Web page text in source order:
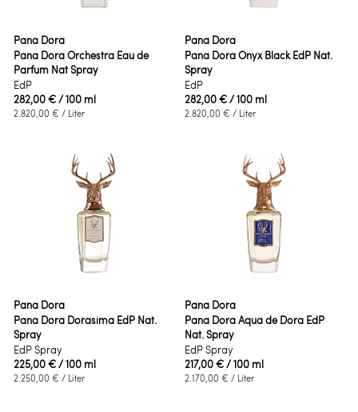
Pana Dora
Pana Dora Orchestra Eau de
Parfum Nat Spray
EdP
282,00 €/ 100 ml
2.820,00 € / Liter
Pana Dora
Pana Dora Onyx Black EdP Nat.
Spray
EdP
282,00 €/ 100 ml
2.820,00 € / Liter
Pana Dora
Pana Dora Dorasima EdP Nat.
Spray
EdP Spray
225,00 €/ 100 ml
2.250,00 € / Liter
Pana Dora
Pana Dora Aqua de Dora EdP
Nat. Spray
EdP Spray
217,00 €/ 100 ml
2.170,00 € / Liter